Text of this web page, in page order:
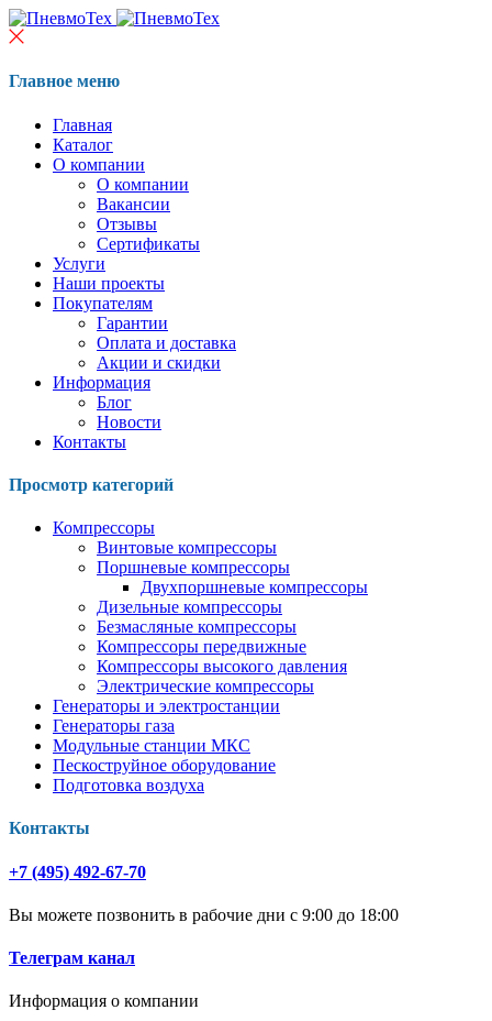
Главное меню
Главная
Каталог
О компании
О компании
Вакансии
Отзывы
Сертификаты
Услуги
Наши проекты
Покупателям
Гарантии
Оплата и доставка
Акции и скидки
Информация
Блог
Новости
Контакты
Просмотр категорий
Компрессоры
Винтовые компрессоры
Поршневые компрессоры
Двухпоршневые компрессоры
Дизельные компрессоры
Безмасляные компрессоры
Компрессоры передвижные
Компрессоры высокого давления
Электрические компрессоры
Генераторы и электростанции
Генераторы газа
Модульные станции МКС
Пескоструйное оборудование
Подготовка воздуха
Контакты
+7 (495) 492-67-70
Вы можете позвонить в рабочие дни с 9:00 до 18:00
Телеграм канал
Информация о компании